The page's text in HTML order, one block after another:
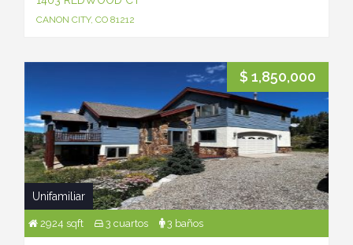
CANON CITY, CO 81212
$ 1,850,000
Unifamiliar
2924 sqft 3 cuartos 3 baños